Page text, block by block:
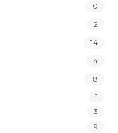
0
2
14
4
18
1
3
9